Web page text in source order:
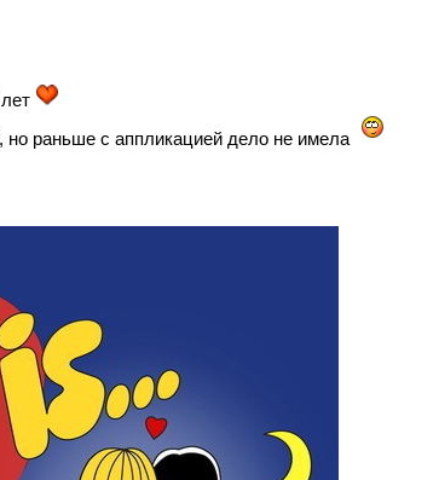
раньше с аппликацией дело не имела